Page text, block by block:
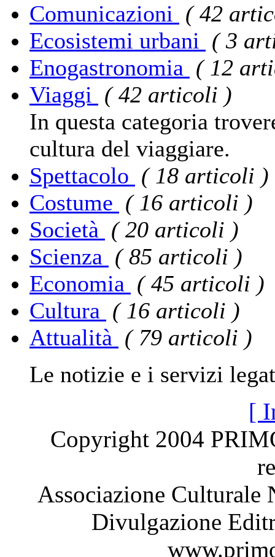
Comunicazioni ( 42
Ecosistemi urbani ( 3
Enogastronomia ( 12
Viaggi ( 42 articoli )
In questa categoria
cultura del viaggiare.
Spettacolo ( 18 articoli )
Costume ( 16 articoli )
Società ( 20 articoli )
Scienza ( 85 articoli )
Economia ( 45 articoli )
Cultura ( 16 articoli )
Attualità ( 79 articoli )
Le notizie e i servizi
[
Copyright 2004
Associazione
Divulgazione